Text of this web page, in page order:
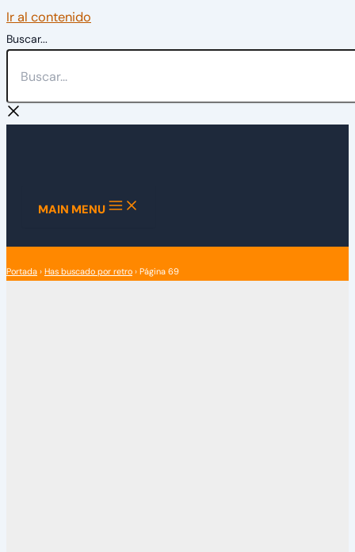
Ir al contenido
Buscar...
MAIN MENU
Portada › Has buscado por retro › Página 69